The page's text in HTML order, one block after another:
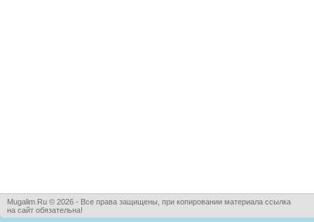
Mugalim.Ru © 2026 - Все права защищены, при копировании материала ссылка
на сайт обязательна!